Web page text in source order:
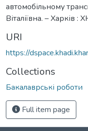
автомобільному
Віталіївна. – Харків
URI
https://
Collections
Бакалаврські роботи
Full item page